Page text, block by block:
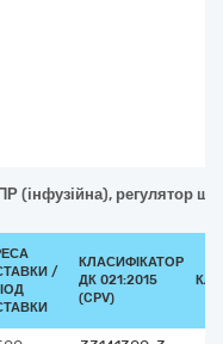
(інфузійна), регулятор
/
КЛАСИФІКАТОР
ДК 021:2015
(CPV)